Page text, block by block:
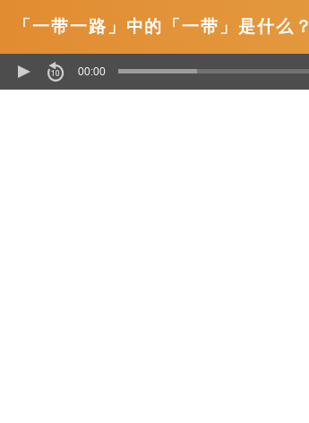
「一带一路」中的「一带」是什么？
00:00